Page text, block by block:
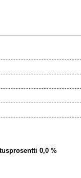
0,0 %